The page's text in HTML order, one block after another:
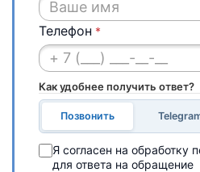
Телефон *
Как удобнее получить ответ?
Позвонить
Я согласен на обработку
для ответа на обращение